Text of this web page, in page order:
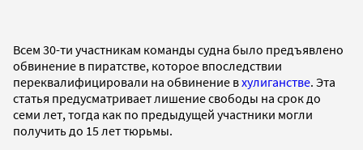
Всем 30-ти участникам команды судна было предъявлено
обвинение в пиратстве, которое впоследствии
переквалифицировали на обвинение вхулиганстве. Эта
статья предусматривает лишение свободы на срок до
семи лет, тогда как по предыдущей участники могли
получить до 15 лет тюрьмы.